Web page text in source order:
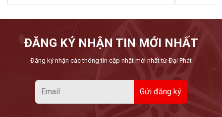
ĐĂNG KÝ NHẬN TIN MỚI NHẤT
Đăng ký nhận các thông tin cập nhật mới nhất từ Đại Phát